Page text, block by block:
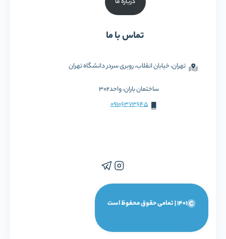
تماس با ما
تهران، خیابان انقلاب، روبری سردر دانشگاه تهران
ساختمان باران، واحد302
09106373645
1401 | تمامی حقوق محفوظ است